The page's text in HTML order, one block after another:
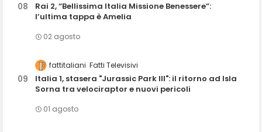
Rai 2, “Bellissima Italia Missione Benessere”:
l’ultima tappa è Amelia
02 agosto
fattitaliani Fatti Televisivi
Italia 1, stasera "Jurassic Park III": il ritorno ad Isla
Sorna tra velociraptor e nuovi pericoli
01 agosto